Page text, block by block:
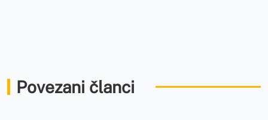
Povezani članci